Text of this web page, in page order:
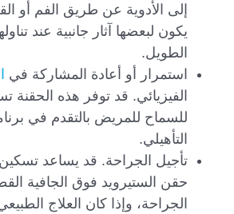
إلى الأدوية عن طريق الفم أو
يكون لبعضها آثار جانبية عند
الطويل.
استمرار أو أعادة المشاركة في
الفيزيائي. قد توفر هذه الحقنة
للسماح للمريض بالتقدم في
التأهيلي.
تأجيل الجراحة. قد يساعد تسكين
حقن الستيرويد فوق الجافية
الجراحة، وإذا كان العلاج